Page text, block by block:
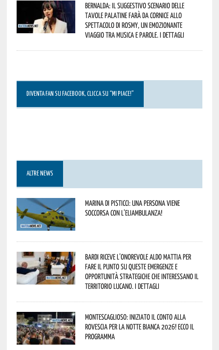
Bernalda: il suggestivo scenario delle
Tavole Palatine farà da cornice allo
spettacolo di Rosmy, un emozionante
viaggio tra musica e parole. I dettagli
DIVENTA FAN SU FACEBOOK, CLICCA SU “MI PIACE!”
ALTRE NEWS
Marina di Pisticci: una persona viene
soccorsa con l’eliambulanza!
Bardi riceve l’onorevole Aldo Mattia per
fare il punto su queste emergenze e
opportunità strategiche che interessano il
territorio lucano. I dettagli
Montescaglioso: iniziato il conto alla
rovescia per la Notte Bianca 2026! Ecco il
programma